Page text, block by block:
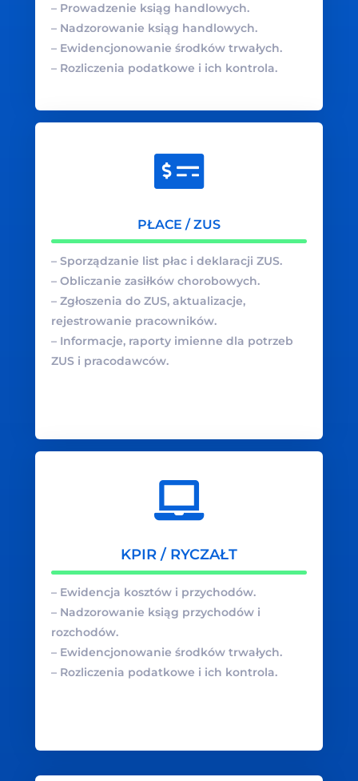
– Prowadzenie ksiąg handlowych.
– Nadzorowanie ksiąg handlowych.
– Ewidencjonowanie środków trwałych.
– Rozliczenia podatkowe i ich kontrola.
PŁACE / ZUS
– Sporządzanie list płac i deklaracji ZUS.
– Obliczanie zasiłków chorobowych.
– Zgłoszenia do ZUS, aktualizacje,
rejestrowanie pracowników.
– Informacje, raporty imienne dla potrzeb
ZUS i pracodawców.
KPIR / RYCZAŁT
– Ewidencja kosztów i przychodów.
– Nadzorowanie ksiąg przychodów i
rozchodów.
– Ewidencjonowanie środków trwałych.
– Rozliczenia podatkowe i ich kontrola.